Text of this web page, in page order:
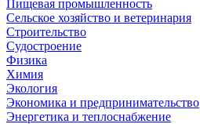
Пищевая промышленность
Сельское хозяйство и ветеринария
Строительство
Судостроение
Физика
Химия
Экология
Экономика и предпринимательство
Энергетика и теплоснабжение